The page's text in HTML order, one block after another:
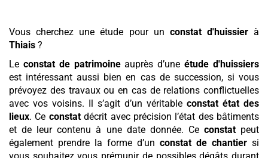
Vous cherchez une étude pour un constat d'huissierà
Thiais ?
Le constat de patrimoineauprès d’uneétude d'huissiers
est intéressant aussi bien en cas de succession, si vous
prévoyez des travaux ou en cas de relations conflictuelles
avec vos voisins. Il s’agit d’un véritable constat état des
lieux. Ce constatdécrit avec précision l’état des bâtiments
et de leur contenu à une date donnée. Ce constatpeut
également prendre la forme d’un constat de chantier si